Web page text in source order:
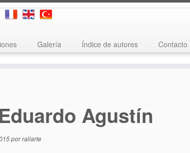
Galería Índice de autores Contacto
Agustín
porrailarte